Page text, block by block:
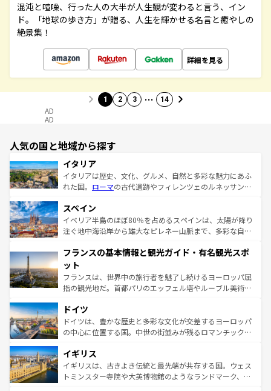
混沌と喧噪、行った人の大半が人生観が変わると言う、イン
ド。「地球の歩き方」が贈る、人生を輝かせる名言と癒やしの
絶景集！
詳細を見る
1 2 3 … 14
AD
AD
人気の国と地域から探す
イタリア
イタリアは歴史、文化、グルメ、自然と多彩な魅力にあふ
れた国。 ローマの古代遺跡やフィレンツェのルネッサンス
ろん、トスカーナの美しい田園風景やアマルフィ海岸の絶
景など、自然景観も見逃せない。観光の合間には、本場の
ピザやパスタなど、絶品のイタリア料理を堪能することも
ませてくれるイタリアで、忘れられない旅をしてみよう！
なお、新着のイタリア情報は
しい。
スペイン
イベリア半島のほぼ80％を占めるスペインは、太陽が降り
注ぐ地中海沿岸から雄大なピレネー山脈まで、多彩な自然
文化が根付くこの国では、情熱的なフラメンコ、熱気あふ
れる闘牛、そして美味しいタパスが生活の一部となってい
る。首都マドリードの洗練された雰囲気や、バルセロナの
アートに溢れた街角から、地方では古代ローマ遺跡や中世
せる。地方によって風土や気候が異なるスペインはその個
性で訪れる人を魅了する。 なお、新着のスペイン情報は コ
ンテンツ一覧を参照してほしい。
フランスの基本情報と観光ガイド・有名観光スポ
ット
フランスは、世界中の旅行者を魅了し続けるヨーロッパ屈
指の観光地だ。首都パリのエッフェル塔やルーブル美術館
で、幅広い魅力が詰まっている。華麗な宮殿、歴史的な大
聖堂、美しいビーチ、そして豊かな自然が、訪れる者を心
から魅了する。また、フランスは美食の国としても知ら
いる。シャンパンの発祥地であるランス、プロヴァンスの
香り高いラベンダー畑など、多彩な楽しみ方が可能だ。さ
らに、パリ以外の地域にも魅力が溢れており、どの街角に
ドイツ
ドイツは、豊かな歴史と多彩な文化が交差するヨーロッパ
の中心に位置する国。中世の街並みが残るロマンチック街
顔を持つこの国は、どこを歩いても飽きることがない。ベ
ルリンの文化的活気、バイエルン州のアルプスの絶景、そ
してライン川沿いのワイン畑といった風景は必見。ビール
イギリス
イギリスは、古きよき伝統と最先端が共存する国。ウェス
トミンスター寺院や大英博物館のようなランドマーク、歴